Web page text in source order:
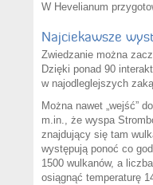
W Hevelianum
Najciekawsze
Zwiedzanie można
Dzięki ponad 90
w najodleglejszych
Można nawet „wejść”
m.in., że wyspa
znajdujący się tam
występują ponoć co
1500 wulkanów, a
osiągnąć temperaturę